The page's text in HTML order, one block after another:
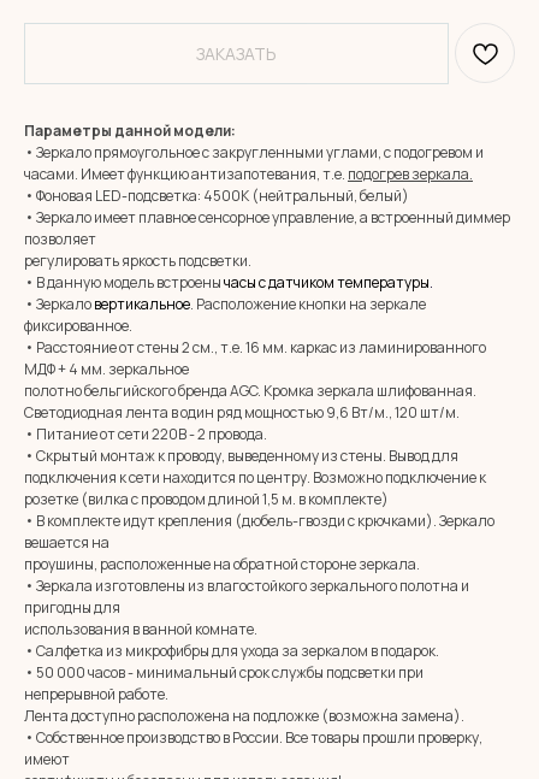
ЗАКАЗАТЬ
Параметры данной модели:
• Зеркало прямоугольное с закругленными углами, с подогревом и
часами. Имеет функцию антизапотевания, т.е. подогрев зеркала.
• Фоновая LED-подсветка: 4500К (нейтральный, белый)
• Зеркало имеет плавное сенсорное управление, а встроенный диммер
позволяет
регулировать яркость подсветки.
• В данную модель встроенычасы с датчиком температуры.
• Зеркаловертикальное. Расположение кнопки на зеркале
фиксированное.
• Расстояние от стены 2 см., т.е. 16 мм. каркас из ламинированного
МДФ + 4 мм. зеркальное
полотно бельгийского бренда AGC. Кромка зеркала шлифованная.
Светодиодная лента в один ряд мощностью 9,6 Вт/м., 120 шт/м.
• Питание от сети 220В - 2 провода.
• Скрытый монтаж к проводу, выведенному из стены. Вывод для
подключения к сети находится по центру. Возможно подключение к
розетке (вилка с проводом длиной 1,5 м. в комплекте)
• В комплекте идут крепления (дюбель-гвозди с крючками). Зеркало
вешается на
проушины, расположенные на обратной стороне зеркала.
• Зеркала изготовлены из влагостойкого зеркального полотна и
пригодны для
использования в ванной комнате.
• Салфетка из микрофибры для ухода за зеркалом в подарок.
• 50 000 часов - минимальный срок службы подсветки при
непрерывной работе.
Лента доступно расположена на подложке (возможна замена).
• Собственное производство в России. Все товары прошли проверку,
имеют
MIRROR ROOM
+7 (961) 595-72-73
E-mail:
Адрес: 350037, г. Краснодар,
х. им. Ленина, ДНТ Виктория,
ул. Казачья, д. 2А
zerkala@ksk23.ru